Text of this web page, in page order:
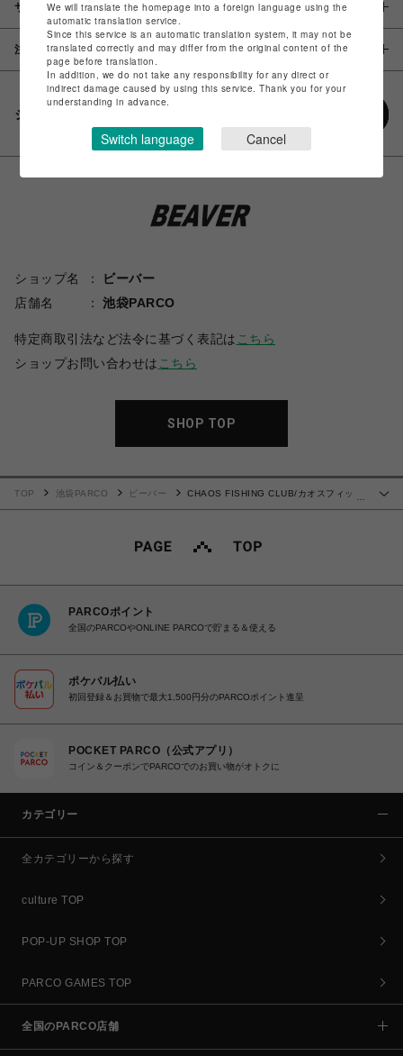
サイズ
注意事項
シェアする
ショップ名
ビーバー
店舗名
池袋PARCO
特定商取引法など法令に基づく表記は こちら
ショップお問い合わせは こちら
SHOP TOP
TOP 池袋PARCO ビーバー
CHAOS FISHING CLUB/カオスフィッシ
PARCOポイント
全国のPARCOやONLINE PARCOで貯まる＆使える
ポケパル払い
初回登録＆お買物で最大1,500円分のPARCOポイント進呈
POCKET PARCO（公式アプリ）
コイン＆クーポンでPARCOでのお買い物がオトクに
カテゴリー
全カテゴリーから探す
culture TOP
POP-UP SHOP TOP
PARCO GAMES TOP
全国のPARCO店舗
We will translate the homepage into a foreign language using the
automatic translation service.
Since this service is an automatic translation system, it may not be
translated correctly and may differ from the original content of the
page before translation.
In addition, we do not take any responsibility for any direct or
indirect damage caused by using this service. Thank you for your
understanding in advance.
Switch language Cancel